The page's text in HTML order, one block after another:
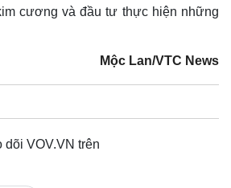
cương và đầu tư thực hiện những
Mộc Lan/VTC News
dõi VOV.VN trên